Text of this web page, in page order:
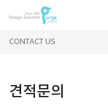
CONTACT US
견적문의